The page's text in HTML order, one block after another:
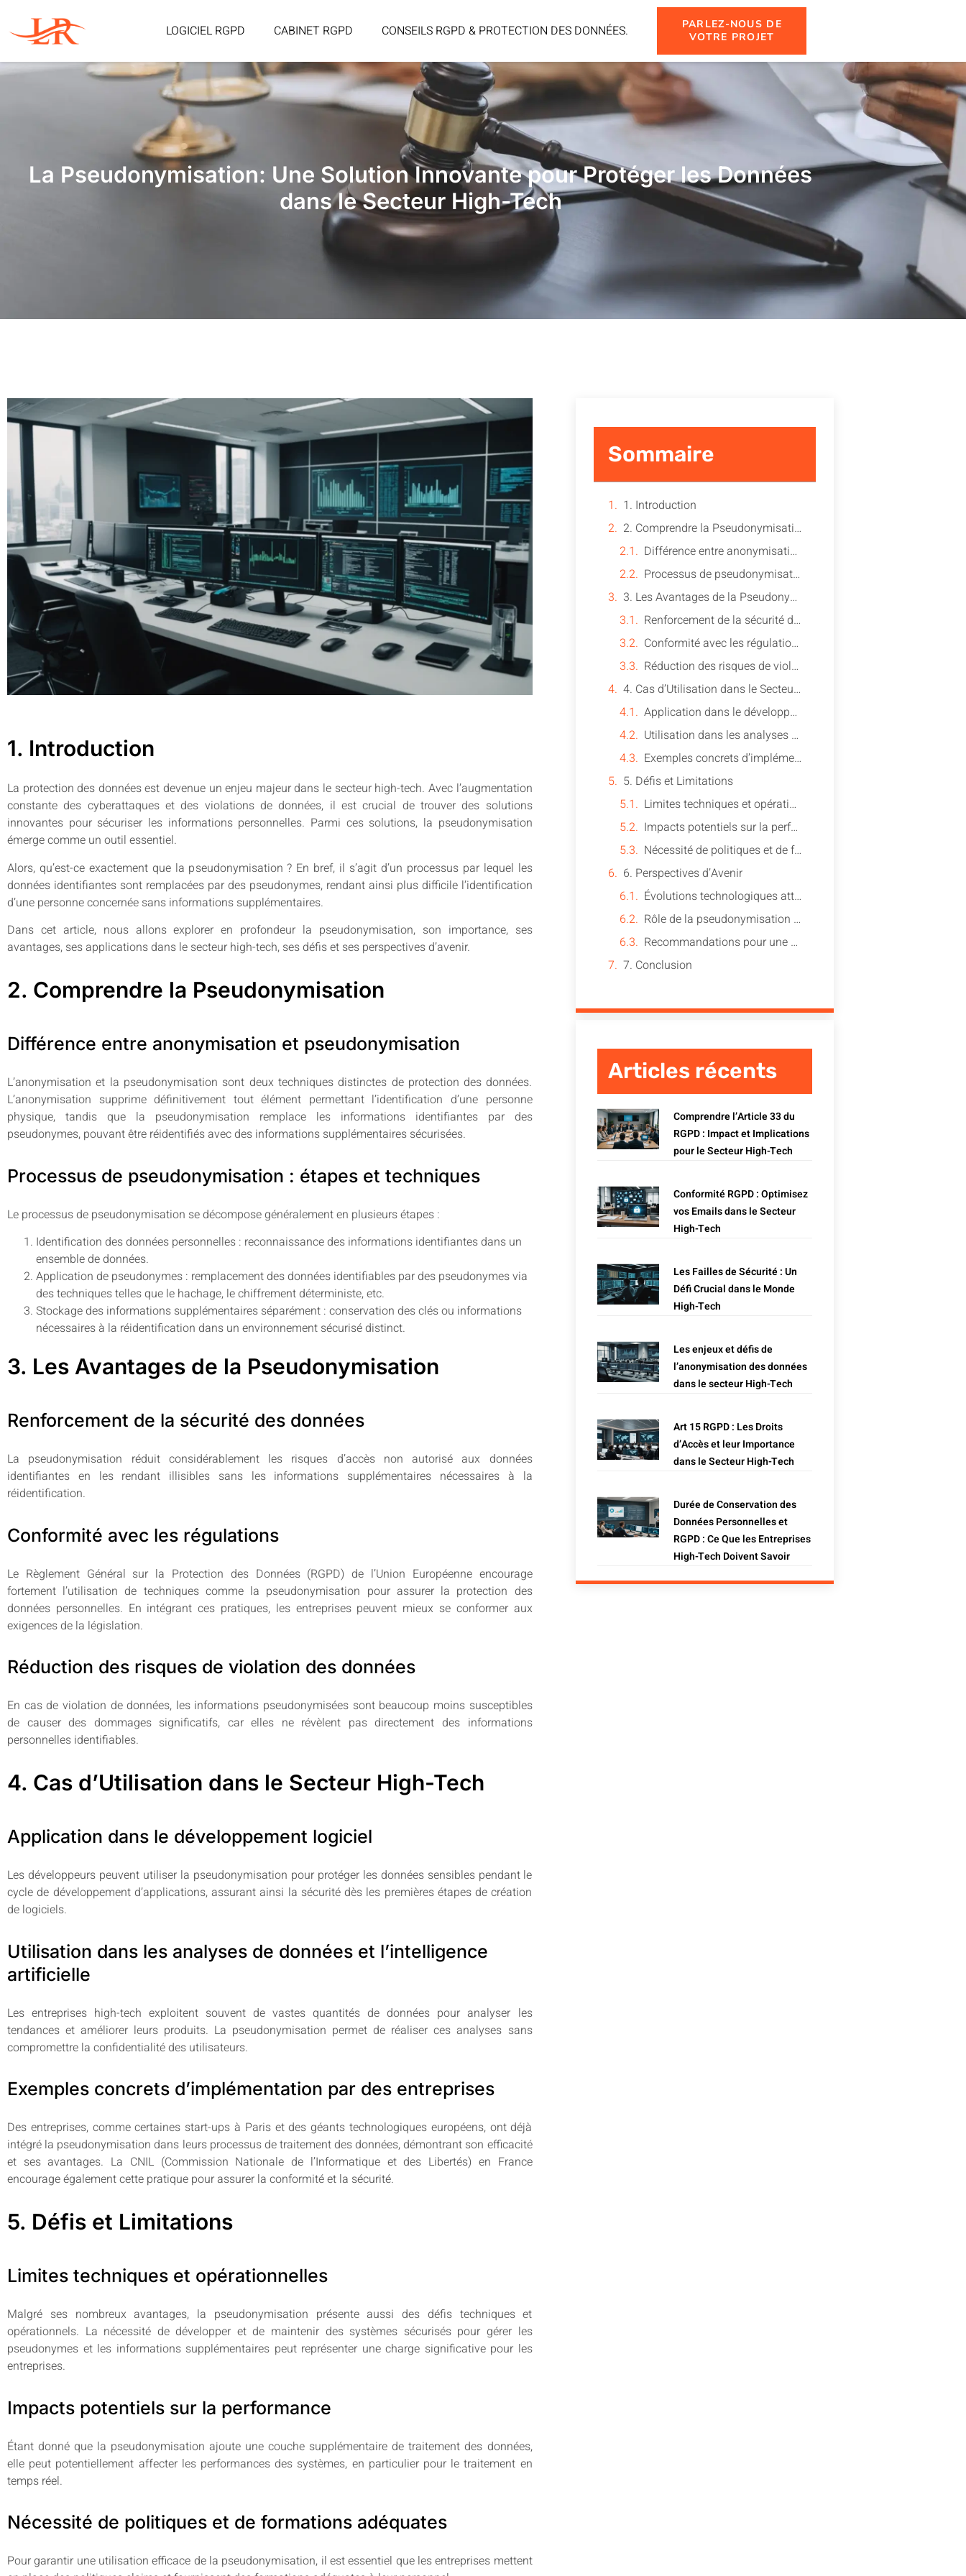
LOGICIEL RGPD CABINET RGPD CONSEILS RGPD & PROTECTION DES DONNÉES.
PARLEZ-NOUS DE
VOTRE PROJET
La Pseudonymisation: Une Solution Innovante pour Protéger les Données
dans le Secteur High-Tech
1. Introduction
La protection des données est devenue un enjeu majeur dans le secteur high-tech. Avec l’augmentation
constante des cyberattaques et des violations de données, il est crucial de trouver des solutions
innovantes pour sécuriser les informations personnelles. Parmi ces solutions, la pseudonymisation
émerge comme un outil essentiel.
Alors, qu’est-ce exactement que la pseudonymisation ? En bref, il s’agit d’un processus par lequel les
données identifiantes sont remplacées par des pseudonymes, rendant ainsi plus difficile l’identification
d’une personne concernée sans informations supplémentaires.
Dans cet article, nous allons explorer en profondeur la pseudonymisation, son importance, ses
avantages, ses applications dans le secteur high-tech, ses défis et ses perspectives d’avenir.
2. Comprendre la Pseudonymisation
Différence entre anonymisation et pseudonymisation
L’anonymisation et la pseudonymisation sont deux techniques distinctes de protection des données.
L’anonymisation supprime définitivement tout élément permettant l’identification d’une personne
physique, tandis que la pseudonymisation remplace les informations identifiantes par des
pseudonymes, pouvant être réidentifiés avec des informations supplémentaires sécurisées.
Processus de pseudonymisation : étapes et techniques
Le processus de pseudonymisation se décompose généralement en plusieurs étapes :
Identification des données personnelles : reconnaissance des informations identifiantes dans un
ensemble de données.
Application de pseudonymes : remplacement des données identifiables par des pseudonymes via
des techniques telles que le hachage, le chiffrement déterministe, etc.
Stockage des informations supplémentaires séparément : conservation des clés ou informations
nécessaires à la réidentification dans un environnement sécurisé distinct.
3. Les Avantages de la Pseudonymisation
Renforcement de la sécurité des données
La pseudonymisation réduit considérablement les risques d’accès non autorisé aux données
identifiantes en les rendant illisibles sans les informations supplémentaires nécessaires à la
réidentification.
Conformité avec les régulations
Le Règlement Général sur la Protection des Données (RGPD) de l’Union Européenne encourage
fortement l’utilisation de techniques comme la pseudonymisation pour assurer la protection des
données personnelles. En intégrant ces pratiques, les entreprises peuvent mieux se conformer aux
exigences de la législation.
Réduction des risques de violation des données
En cas de violation de données, les informations pseudonymisées sont beaucoup moins susceptibles
de causer des dommages significatifs, car elles ne révèlent pas directement des informations
personnelles identifiables.
4. Cas d’Utilisation dans le Secteur High-Tech
Application dans le développement logiciel
Les développeurs peuvent utiliser la pseudonymisation pour protéger les données sensibles pendant le
cycle de développement d’applications, assurant ainsi la sécurité dès les premières étapes de création
de logiciels.
Utilisation dans les analyses de données et l’intelligence
artificielle
Les entreprises high-tech exploitent souvent de vastes quantités de données pour analyser les
tendances et améliorer leurs produits. La pseudonymisation permet de réaliser ces analyses sans
compromettre la confidentialité des utilisateurs.
Exemples concrets d’implémentation par des entreprises
Des entreprises, comme certaines start-ups à Paris et des géants technologiques européens, ont déjà
intégré la pseudonymisation dans leurs processus de traitement des données, démontrant son efficacité
et ses avantages. La CNIL (Commission Nationale de l’Informatique et des Libertés) en France
encourage également cette pratique pour assurer la conformité et la sécurité.
5. Défis et Limitations
Limites techniques et opérationnelles
Malgré ses nombreux avantages, la pseudonymisation présente aussi des défis techniques et
opérationnels. La nécessité de développer et de maintenir des systèmes sécurisés pour gérer les
pseudonymes et les informations supplémentaires peut représenter une charge significative pour les
entreprises.
Impacts potentiels sur la performance
Étant donné que la pseudonymisation ajoute une couche supplémentaire de traitement des données,
elle peut potentiellement affecter les performances des systèmes, en particulier pour le traitement en
temps réel.
Nécessité de politiques et de formations adéquates
Pour garantir une utilisation efficace de la pseudonymisation, il est essentiel que les entreprises mettent
Sommaire
1. Introduction
2. Comprendre la Pseudonymisation
Différence entre anonymisation et pseudonymisation
Processus de pseudonymisation : étapes et techniques
3. Les Avantages de la Pseudonymisation
Renforcement de la sécurité des données
Conformité avec les régulations
Réduction des risques de violation des données
4. Cas d’Utilisation dans le Secteur High-Tech
Application dans le développement logiciel
Utilisation dans les analyses de données et l’intelligence artificielle
Exemples concrets d’implémentation par des entreprises
5. Défis et Limitations
Limites techniques et opérationnelles
Impacts potentiels sur la performance
Nécessité de politiques et de formations adéquates
6. Perspectives d’Avenir
Évolutions technologiques attendues
Rôle de la pseudonymisation dans les innovations futures
Recommandations pour une adoption généralisée
7. Conclusion
Articles récents
Comprendre l’Article 33 du
RGPD : Impact et Implications
pour le Secteur High-Tech
Conformité RGPD : Optimisez
vos Emails dans le Secteur
High-Tech
Les Failles de Sécurité : Un
Défi Crucial dans le Monde
High-Tech
Les enjeux et défis de
l’anonymisation des données
dans le secteur High-Tech
Art 15 RGPD : Les Droits
d’Accès et leur Importance
dans le Secteur High-Tech
Durée de Conservation des
Données Personnelles et
RGPD : Ce Que les Entreprises
High-Tech Doivent Savoir